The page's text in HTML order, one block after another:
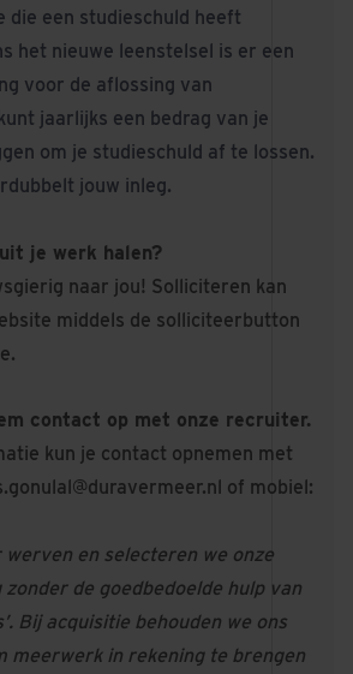
die een studieschuld heeft
het nieuwe leenstelsel is er een
voor de aflossing van
jaarlijks een bedrag van je
om je studieschuld af te lossen.
jouw inleg.
je werk halen?
naar jou! Solliciteren kan
middels de solliciteerbutton
contact op met onze recruiter.
kun je contact opnemen met
of mobiel:
werven en selecteren we onze
de goedbedoelde hulp van
Bij acquisitie behouden we ons
meerwerk in rekening te brengen